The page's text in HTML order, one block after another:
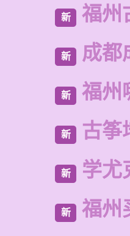
新 福州
新 成都
新 福州
新 古筝
新 学尤
新 福州